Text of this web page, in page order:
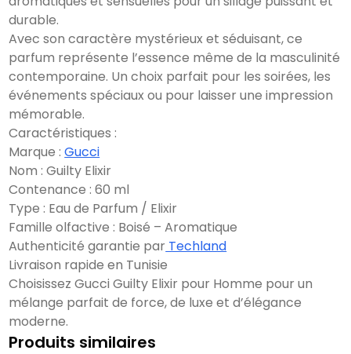
durable.
Avec son caractère mystérieux et séduisant, ce
parfum représente l’essence même de la masculinité
contemporaine. Un choix parfait pour les soirées, les
événements spéciaux ou pour laisser une impression
mémorable.
Caractéristiques :
Marque :Gucci
Nom : Guilty Elixir
Contenance : 60 ml
Type : Eau de Parfum / Elixir
Famille olfactive : Boisé – Aromatique
Authenticité garantie par Techland
Livraison rapide en Tunisie
Choisissez Gucci Guilty Elixir pour Homme pour un
mélange parfait de force, de luxe et d’élégance
moderne.
Produits similaires